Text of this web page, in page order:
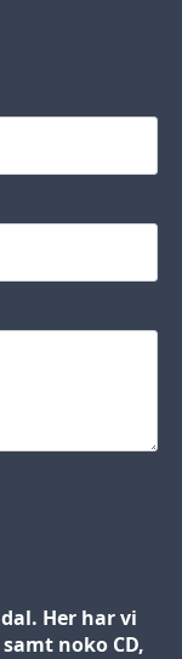
Her har vi
noko CD,